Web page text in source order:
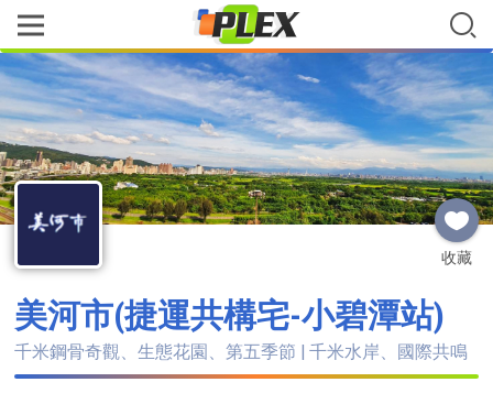
收藏
美河市(捷運共構宅-小碧潭站)
千米鋼骨奇觀、生態花園、第五季節 | 千米水岸、國際共鳴